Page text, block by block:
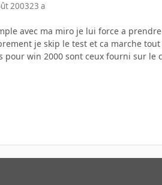
200323 a
avec ma miro je lui force a
je skip le test et ca marche
pour win 2000 sont ceux fourni sur le